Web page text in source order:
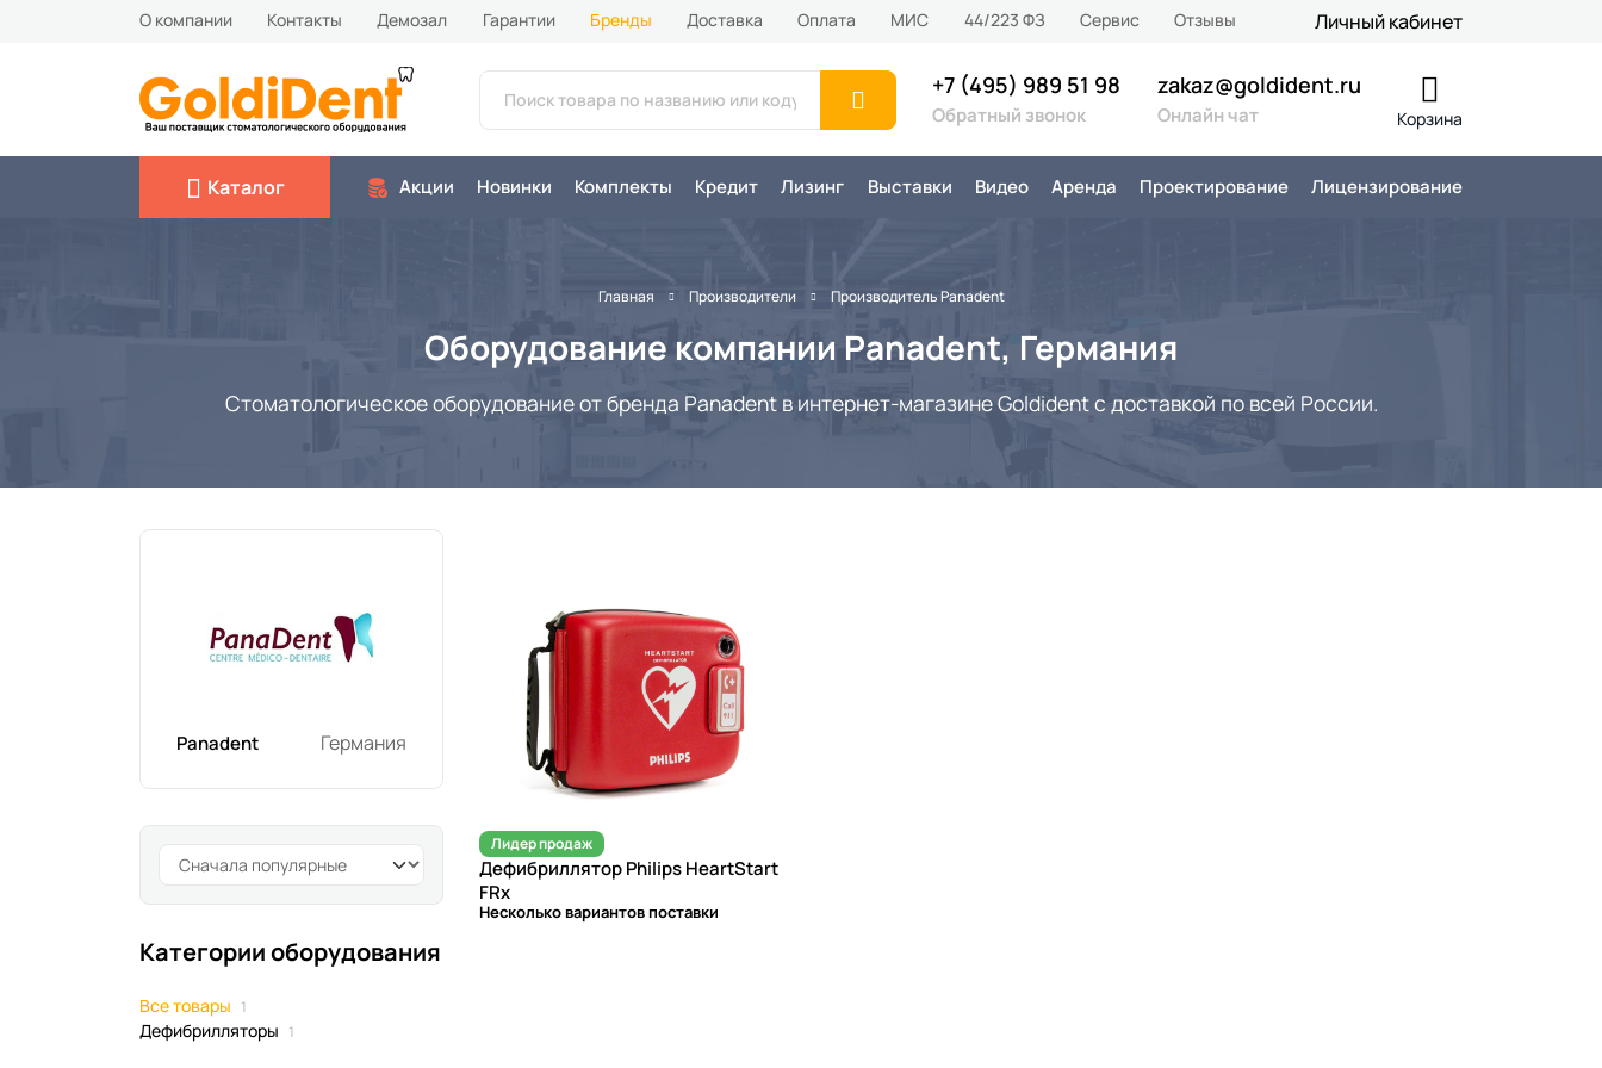
О компании Контакты Демозал Гарантии Бренды Доставка Оплата MИС 44/223 ФЗ Сервис Отзывы Личный кабинет
+7 (495) 989 51 98
Обратный звонок
zakaz@goldident.ru
Онлайн чат Корзина
Каталог Акции Новинки Комплекты Кредит Лизинг Выставки Видео Аренда Проектирование Лицензирование
Главная Производители Производитель Panadent
Оборудование компании Panadent, Германия
Стоматологическое оборудование от бренда Panadent в интернет-магазине Goldident с доставкой по всей России.
Panadent Германия
Категории оборудования
Все товары 1
Дефибрилляторы 1
Лидер продаж
Дефибриллятор Philips HeartStart
FRx
Несколько вариантов поставки